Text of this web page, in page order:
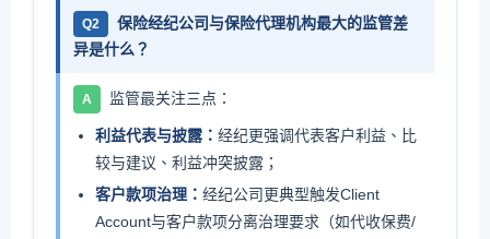
Q2
保险经纪公司与保险代理机构最大的监管差
异是什么？
A 监管最关注三点：
利益代表与披露： 经纪更强调代表客户利益、比
较与建议、利益冲突披露；
客户款项治理： 经纪公司更典型触发Client
Account与客户款项分离治理要求（如代收保费/